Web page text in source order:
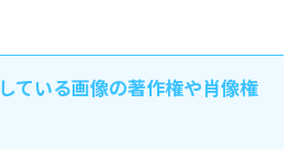
ている画像の著作権や肖像権